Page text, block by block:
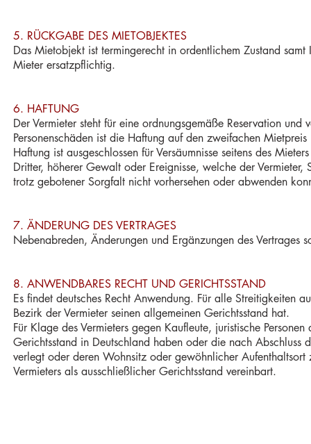
5. RÜCKGABE DES MIETOBJEKTES
Das Mietobjekt ist termingerecht in ordentlichem Zustand
Mieter ersatzpflichtig.
6. HAFTUNG
DerVermieter steht für eine ordnungsgemäße Reservation
Personenschäden ist die Haftung auf den zweifachen
Haftung ist ausgeschlossen für Versäumnisse seitens des
Dritter, höherer Gewalt oder Ereignisse, welche der Vermieter,
trotz gebotener Sorgfalt nicht vorhersehen oder abwenden
7. ÄNDERUNG DES VERTRAGES
Nebenabreden, Änderungen und Ergänzungen des Vertrages
8. ANWENDBARES RECHT UND GERICHTSSTAND
Es findet deutsches Recht Anwendung. Für alle Streitigkeiten
Bezirk der Vermieter seinen allgemeinen Gerichtsstand hat.
Für Klage des Vermieters gegen Kaufleute, juristische
Gerichtsstand in Deutschland haben oder die nach Abschluss
verlegt oder deren Wohnsitz oder gewöhnlicher
Vermieters als ausschließlicher Gerichtsstand vereinbart.